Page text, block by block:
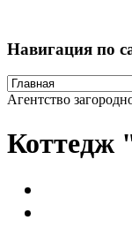
Навигация по
Агентство
Коттедж